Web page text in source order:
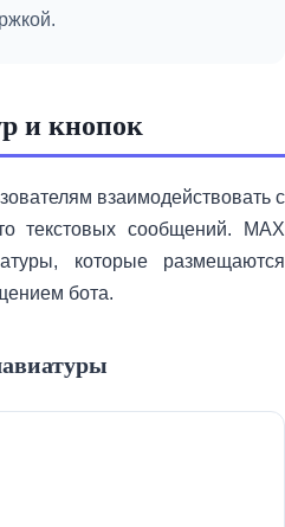
и кнопок
взаимодействовать с
текстовых сообщений. MAX
которые размещаются
бота.